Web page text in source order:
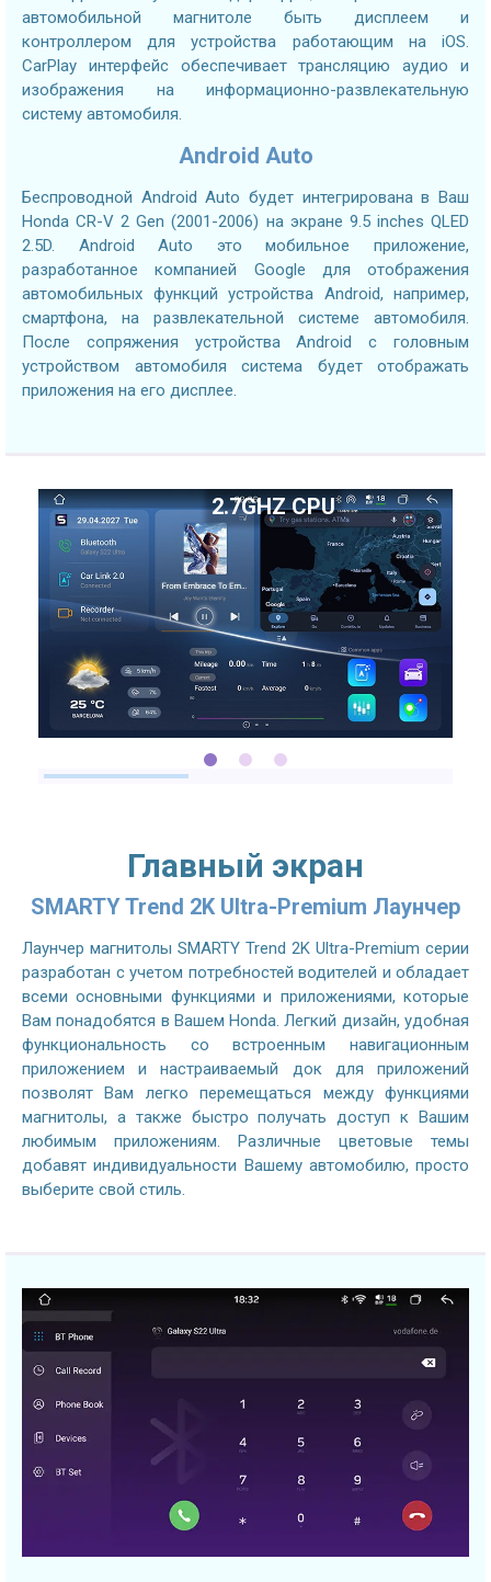
автомобильной магнитоле быть дисплеем и
контроллером для устройства работающим на iOS.
CarPlay интерфейс обеспечивает трансляцию аудио и
изображения на информационно-развлекательную
систему автомобиля.
Android Auto
Беспроводной Android Auto будет интегрирована в Ваш
Honda CR-V 2 Gen (2001-2006) на экране 9.5 inches QLED
2.5D. Android Auto это мобильное приложение,
разработанное компанией Google для отображения
автомобильных функций устройства Android, например,
смартфона, на развлекательной системе автомобиля.
После сопряжения устройства Android с головным
устройством автомобиля система будет отображать
приложения на его дисплее.
2.7GHZ CPU
Главный экран
SMARTY Trend 2K Ultra-Premium Лаунчер
Лаунчер магнитолы SMARTY Trend 2K Ultra-Premium серии
разработан с учетом потребностей водителей и обладает
всеми основными функциями и приложениями, которые
Вам понадобятся в Вашем Honda. Легкий дизайн, удобная
функциональность со встроенным навигационным
приложением и настраиваемый док для приложений
позволят Вам легко перемещаться между функциями
магнитолы, а также быстро получать доступ к Вашим
любимым приложениям. Различные цветовые темы
добавят индивидуальности Вашему автомобилю, просто
выберите свой стиль.